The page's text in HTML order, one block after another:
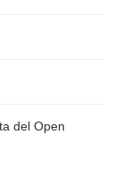
del Open